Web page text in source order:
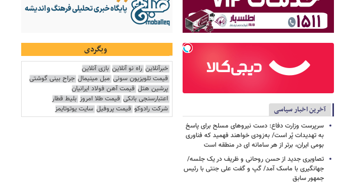
آخرین اخبار سیاسی
سرپرست وزارت دفاع: دست نیروهای مسلح برای پاسخ
به تهدیدات پُر است/ به‌زودی خواهند فهمید که فناوری
بومی ایران، برتر از هر سامانه ای در منطقه است
تصاویری جدید از حسن روحانی و ظریف در یک جلسه/
جهانگیری با ماسک آمد/ گپ و گفت علی جنتی با رئیس
جمهور سابق
وبگردی
خبرآنلاین راه نو آنلاین بازی آنلاین
قیمت تلویزیون سونی مبل مینیمال جراح بینی گوشتی
پرشین هتل قیمت آهن فولاد ایرانیان
اعتبارسنجی بانکی قیمت طلا امروز بلیط قطار
شرکت رادوکو قیمت پروفیل سایت یوتوتایمز